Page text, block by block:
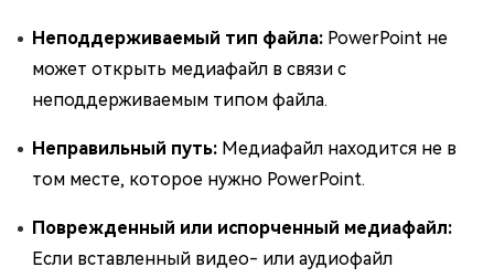
Неподдерживаемый тип файла: PowerPoint не
может открыть медиафайл в связи с
неподдерживаемым типом файла.
Неправильный путь: Медиафайл находится не в
том месте, которое нужно PowerPoint.
Поврежденный или испорченный медиафайл:
Если вставленный видео- или аудиофайл